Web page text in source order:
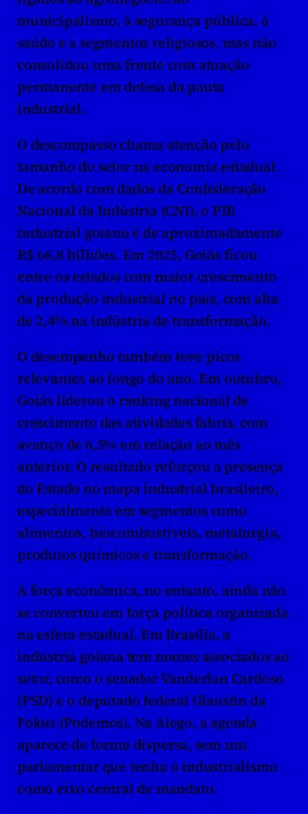
municipalismo, à segurança pública, à
saúde e a segmentos religiosos, mas não
consolidou uma frente com atuação
permanente em defesa da pauta
industrial.
O descompasso chama atenção pelo
tamanho do setor na economia estadual.
De acordo com dados da Confederação
Nacional da Indústria (CNI), o PIB
industrial goiano é de aproximadamente
R$ 66,8 bilhões. Em 2025, Goiás ficou
entre os estados com maior crescimento
da produção industrial no país, com alta
de 2,4% na indústria de transformação.
O desempenho também teve picos
relevantes ao longo do ano. Em outubro,
Goiás liderou o ranking nacional de
crescimento das atividades fabris, com
avanço de 6,5% em relação ao mês
anterior. O resultado reforçou a presença
do Estado no mapa industrial brasileiro,
especialmente em segmentos como
alimentos, biocombustíveis, metalurgia,
produtos químicos e transformação.
A força econômica, no entanto, ainda não
se converteu em força política organizada
na esfera estadual. Em Brasília, a
indústria goiana tem nomes associados ao
setor, como o senador Vanderlan Cardoso
(PSD) e o deputado federal Glaustin da
Fokus (Podemos). Na Alego, a agenda
aparece de forma dispersa, sem um
parlamentar que tenha o industrialismo
como eixo central de mandato.